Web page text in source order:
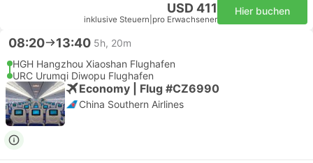
USD 411
inklusive Steuern pro Erwachsener
Hier buchen
08:20 13:40 5h, 20m
HGH Hangzhou Xiaoshan Flughafen
URC Urumqi Diwopu Flughafen
Economy | Flug #CZ6990
China Southern Airlines